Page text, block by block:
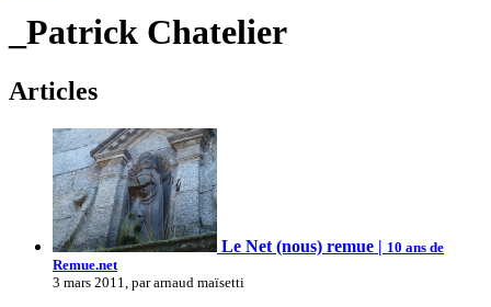
_Patrick Chatelier
Articles
Le Net (nous) remue | 10 ans de
Remue.net
3 mars 2011, par arnaud maïsetti